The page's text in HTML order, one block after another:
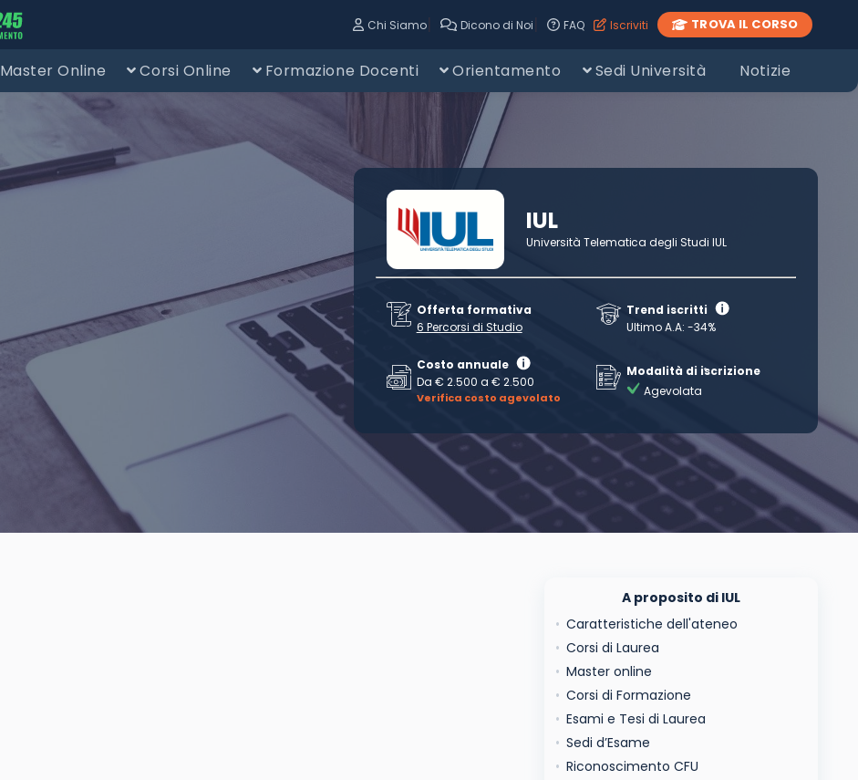
Chi Siamo| Dicono di Noi| FAQ Iscriviti TROVA IL CORSO
Master Online Corsi Online Formazione Docenti Orientamento Sedi Università Notizie
IUL
Università Telematica degli Studi IUL
Offerta formativa
6 Percorsi di Studio
Trend iscritti
Ultimo A.A: -34%
Costo annuale
Da € 2.500 a € 2.500
Verifica costo agevolato
Modalità di iscrizione
Agevolata
A proposito di IUL
Caratteristiche dell'ateneo
Corsi di Laurea
Master online
Corsi di Formazione
Esami e Tesi di Laurea
Sedi d’Esame
Riconoscimento CFU